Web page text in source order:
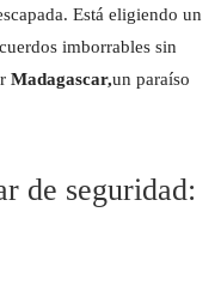
Facebook
Está eligiendo un
imborrables sin
Madagascar,un paraíso
de seguridad: